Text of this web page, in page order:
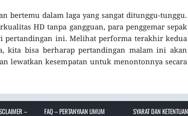
bertemu dalam laga yang sangat ditunggu-tunggu.
HD tanpa gangguan, para penggemar sepak
pertandingan ini. Melihat performa terakhir kedua
kita bisa berharap pertandingan malam ini akan
lewatkan kesempatan untuk menontonnya secara
– FAQ – PERTANYAAN UMUM SYARAT DAN KETENTUAN